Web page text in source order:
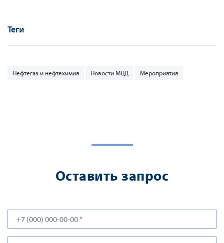
Теги
Нефтегаз и нефтехимия Новости МЦД Мероприятия
Оставить запрос